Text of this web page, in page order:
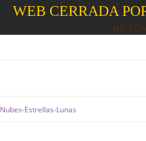
WEB CERRADA
NO
Nubes-Estrellas-Lunas